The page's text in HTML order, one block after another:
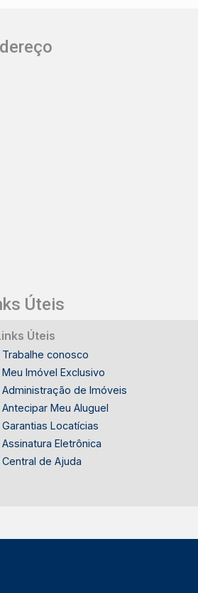
Úteis
Úteis
Trabalhe conosco
Meu Imóvel Exclusivo
Administração de Imóveis
Antecipar Meu Aluguel
Garantias Locatícias
Assinatura Eletrônica
Central de Ajuda